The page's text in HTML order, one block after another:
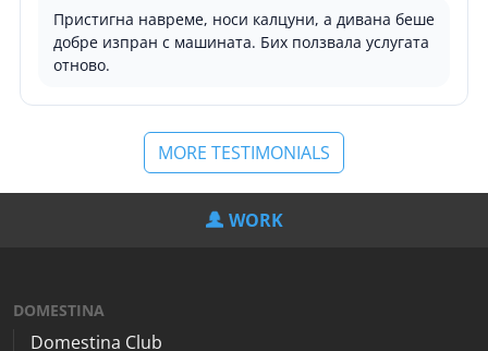
Пристигна навреме, носи калцуни, а дивана беше
добре изпран с машината. Бих ползвала услугата
отново.
MORE TESTIMONIALS
WORK
DOMESTINA
Domestina Club